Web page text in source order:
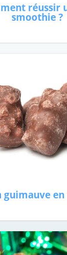
réussir
smoothie ?
guimauve